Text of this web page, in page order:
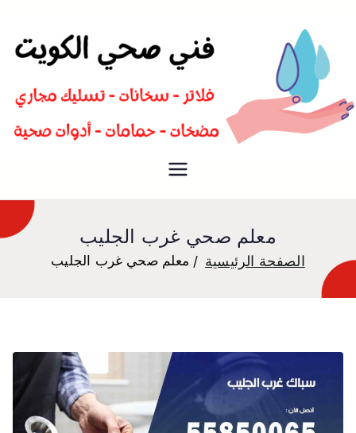
سباك صحي تسليك مجاري افضل
معلم صحي غرب الجليب
الصفحة الرئيسية معلم صحي غرب الجليب